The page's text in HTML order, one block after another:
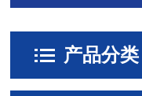
产品分类